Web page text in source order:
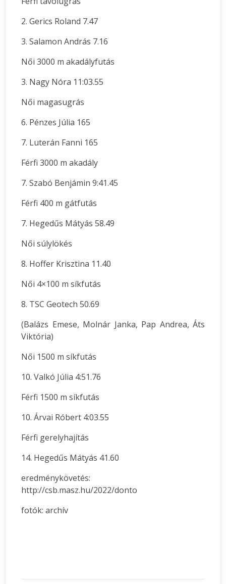
2. Gerics Roland 7.47
3. Salamon András 7.16
Női 3000 m akadályfutás
3. Nagy Nóra 11:03.55
Női magasugrás
6. Pénzes Júlia 165
7. Luterán Fanni 165
Férfi 3000 m akadály
7. Szabó Benjámin 9:41.45
Férfi 400 m gátfutás
7. Hegedűs Mátyás 58.49
Női súlylökés
8. Hoffer Krisztina 11.40
Női 4×100 m síkfutás
8. TSC Geotech 50.69
(Balázs Emese, Molnár Janka, Pap Andrea, Áts
Viktória)
Női 1500 m síkfutás
10. Valkó Júlia 4:51.76
Férfi 1500 m síkfutás
10. Árvai Róbert 4:03.55
Férfi gerelyhajítás
14. Hegedűs Mátyás 41.60
eredménykövetés:
http://csb.masz.hu/2022/donto
fotók: archív